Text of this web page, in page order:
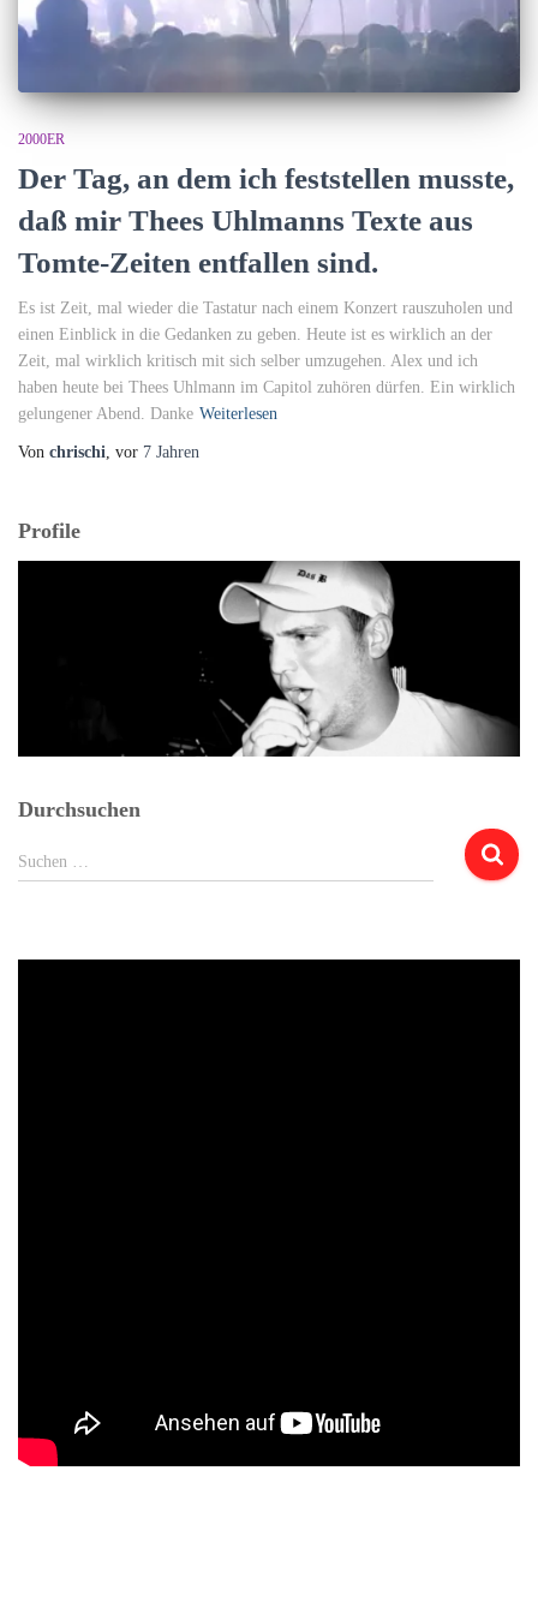
2000ER
Der Tag, an dem ich feststellen musste,
daß mir Thees Uhlmanns Texte aus
Tomte-Zeiten entfallen sind.
Es ist Zeit, mal wieder die Tastatur nach einem Konzert rauszuholen und
einen Einblick in die Gedanken zu geben. Heute ist es wirklich an der
Zeit, mal wirklich kritisch mit sich selber umzugehen. Alex und ich
haben heute bei Thees Uhlmann im Capitol zuhören dürfen. Ein wirklich
gelungener Abend. Danke Weiterlesen
Von chrischi , vor 7 Jahren
Profile
Durchsuchen
nach:
Suchen …